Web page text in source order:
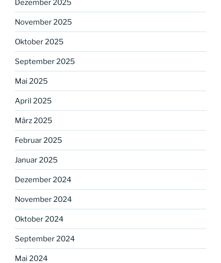
Dezember 2025
November 2025
Oktober 2025
September 2025
Mai 2025
April 2025
März 2025
Februar 2025
Januar 2025
Dezember 2024
November 2024
Oktober 2024
September 2024
Mai 2024